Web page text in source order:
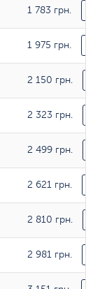
1 783 грн.
1 975 грн.
2 150 грн.
2 323 грн.
2 499 грн.
2 621 грн.
2 810 грн.
2 981 грн.